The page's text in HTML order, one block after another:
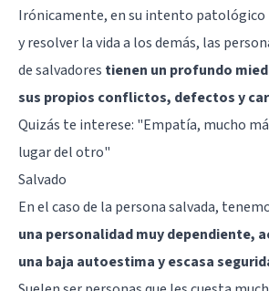
Irónicamente, en su intento patológico
y resolver la vida a los demás, las
de salvadores tienen un profundo
sus propios conflictos, defectos y
Quizás te interese: "Empatía, mucho
lugar del otro"
Salvado
En el caso de la persona salvada,
una personalidad muy dependiente,
una baja autoestima y escasa